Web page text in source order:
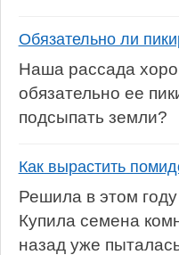
Обязательно ли
Наша рассада
обязательно ее
подсыпать земли?
Как вырастить
Решила в этом
Купила семена
назад уже